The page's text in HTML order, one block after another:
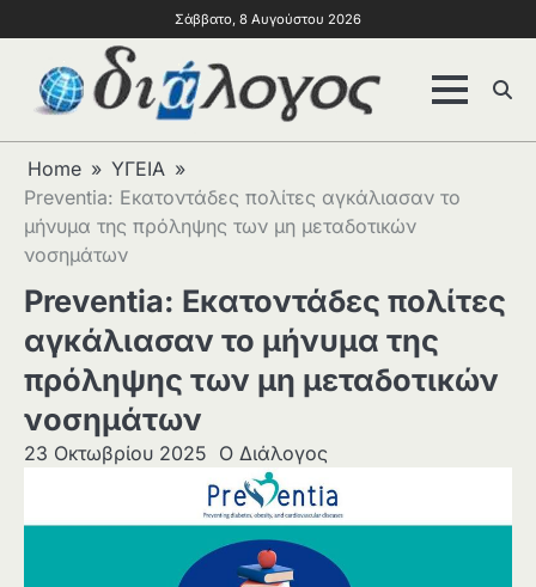
Σάββατο, 8 Αυγούστου 2026
Home
ΥΓΕΙΑ
Preventia: Εκατοντάδες πολίτες αγκάλιασαν το
μήνυμα της πρόληψης των μη μεταδοτικών
νοσημάτων
Preventia: Εκατοντάδες πολίτες
αγκάλιασαν το μήνυμα της
πρόληψης των μη μεταδοτικών
νοσημάτων
23 Οκτωβρίου 2025 Ο Διάλογος